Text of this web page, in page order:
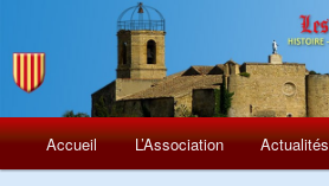
Menu
principal
Aller
Accueil L’Association Actualités